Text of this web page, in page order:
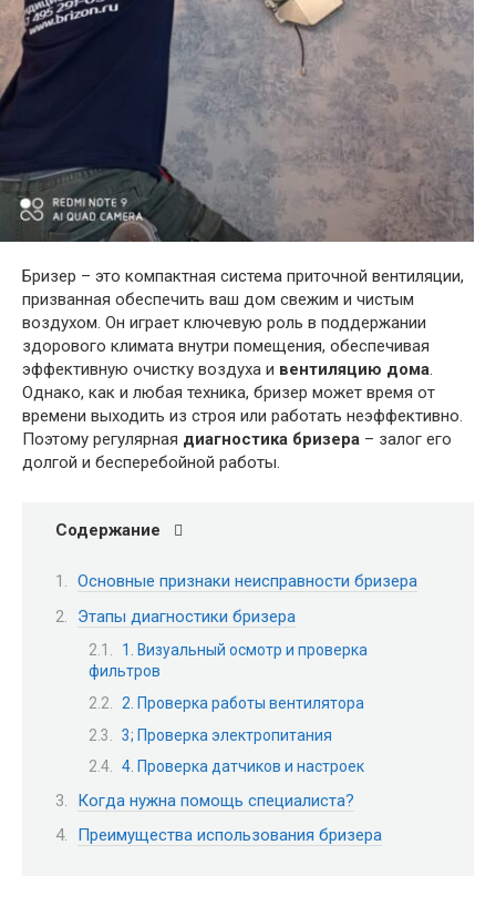
Бризер – это компактная система приточной вентиляции,
призванная обеспечить ваш дом свежим и чистым
воздухом. Он играет ключевую роль в поддержании
здорового климата внутри помещения, обеспечивая
эффективную очистку воздуха и вентиляцию дома.
Однако, как и любая техника, бризер может время от
времени выходить из строя или работать неэффективно.
Поэтому регулярная диагностика бризера – залог его
долгой и бесперебойной работы.
Содержание
Основные признаки неисправности бризера
Этапы диагностики бризера
1. Визуальный осмотр и проверка
фильтров
2. Проверка работы вентилятора
3; Проверка электропитания
4. Проверка датчиков и настроек
Когда нужна помощь специалиста?
Преимущества использования бризера